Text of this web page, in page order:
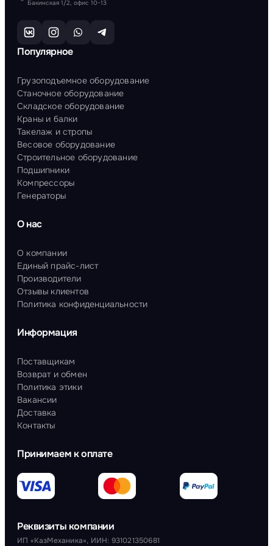
Бакинская 1/2, офис 10-13
Популярное
Грузоподъемное оборудование
Станочное оборудование
Складское оборудование
Краны и балки
Такелаж и стропы
Весовое оборудование
Строительное оборудование
Подшипники
Компрессоры
Генераторы
О нас
О компании
Единый прайс-лист
Производители
Отзывы клиентов
Политика конфиденциальности
Информация
Поставщикам
Возврат и обмен
Политика этики
Вакансии
Доставка
Контакты
Принимаем к оплате
Реквизиты компании
ИП «КазМеханика», ИИН: 931021350681